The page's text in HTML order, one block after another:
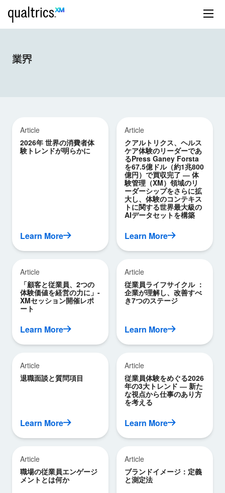
業界
Article
2026年 世界の消費者体
験トレンドが明らかに
Learn More
Article
クアルトリクス、ヘルス
ケア体験のリーダーであ
るPress Ganey Forsta
を67.5億ドル（約1兆800
億円）で買収完了 ― 体
験管理（XM）領域のリ
ーダーシップをさらに拡
大し、体験のコンテキス
トに関する世界最大級の
AIデータセットを構築
Learn More
Article
「顧客と従業員、2つの
体験価値を経営の力に」-
XMセッション開催レポ
ート
Learn More
Article
従業員ライフサイクル ：
企業が理解し、改善すべ
き7つのステージ
Learn More
Article
退職面談と質問項目
Learn More
Article
従業員体験をめぐる2026
年の3大トレンド ― 新た
な視点から仕事のあり方
を考える
Learn More
Article
職場の従業員エンゲージ
メントとは何か
Article
ブランドイメージ：定義
と測定法